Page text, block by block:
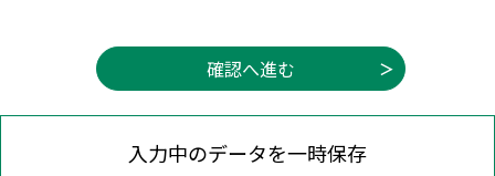
入力中のデータを一時保存